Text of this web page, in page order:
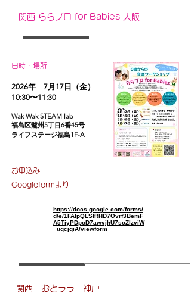
関西 ららプロ for Babies 大阪
日時・場所
2026年 7月17日（金）
​10:30〜11:30
Wak Wak STEAM lab
福島区鷺州5丁目6番45号
ライフステージ福島1F-A
お申込み
Googleformより
https://docs.google.com/forms/
d/e/1FAIpQLSfRHD7Ovrf3BemF
A5TiyPDpoD7awvjhU7scZlzviW
_uqcjqiA/viewform
関西 おとララ 神戸